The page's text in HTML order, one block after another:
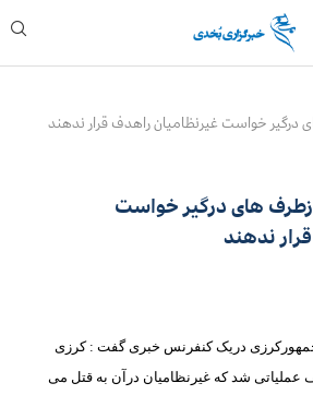
درگیر خواست غیرنظامیان راهدف قرار ندهند
های درگیر خواست
ندهند
دریک کنفرنس خبری گفت : کرزی
عملیاتی شد که غیرنظامیان درآن به قتل می